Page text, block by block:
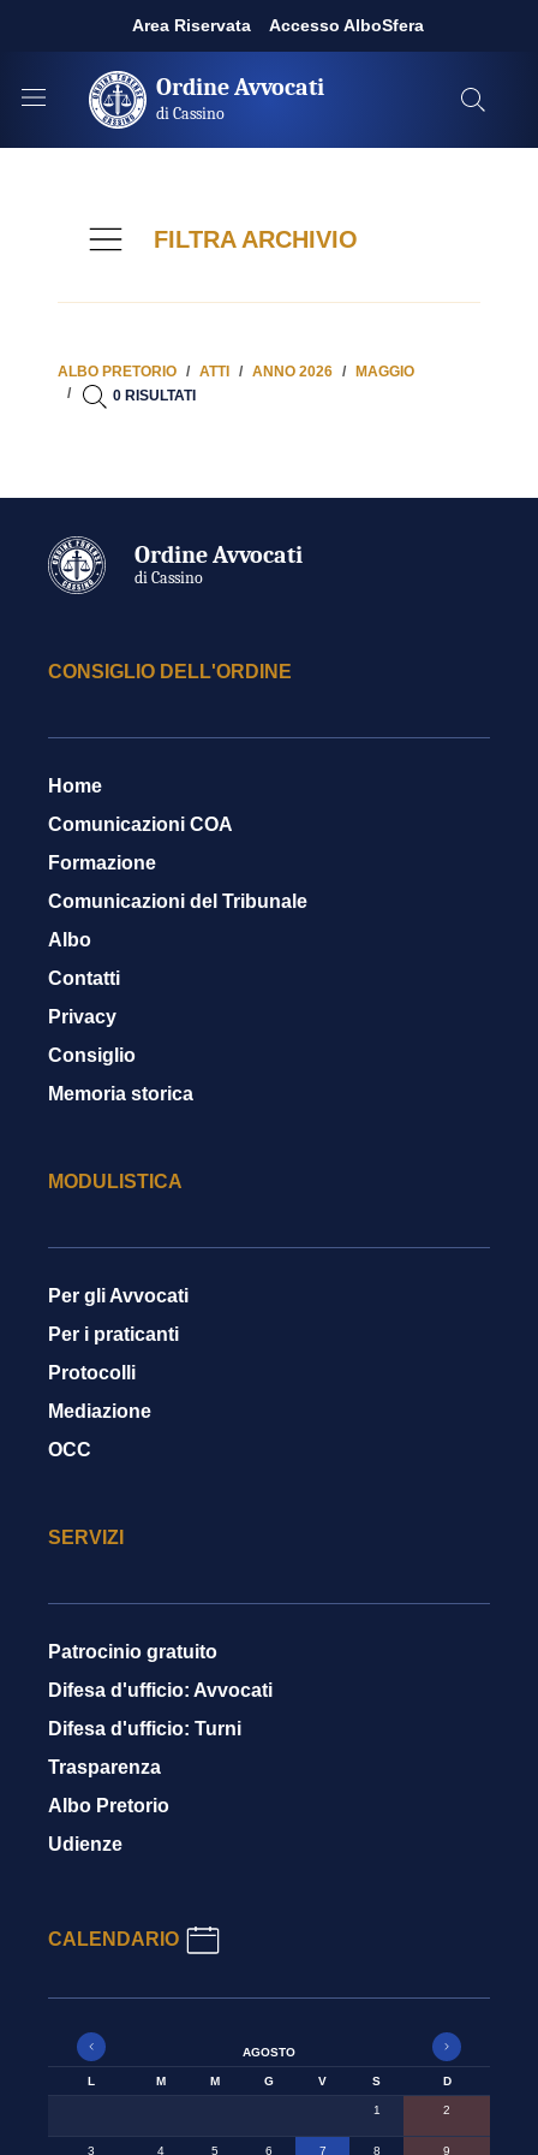
Area Riservata Accesso AlboSfera
Ordine Avvocati
di Cassino
FILTRA ARCHIVIO
ALBO PRETORIO ATTI ANNO 2026
MAGGIO
0 RISULTATI
Ordine Avvocati
di Cassino
CONSIGLIO DELL'ORDINE
Home
Comunicazioni COA
Formazione
Comunicazioni del Tribunale
Albo
Contatti
Privacy
Consiglio
Memoria storica
MODULISTICA
Per gli Avvocati
Per i praticanti
Protocolli
Mediazione
OCC
SERVIZI
Patrocinio gratuito
Difesa d'ufficio: Avvocati
Difesa d'ufficio: Turni
Trasparenza
Albo Pretorio
Udienze
CALENDARIO
AGOSTO
L M M G V S D
1 2
3 4 5 6 7 8 9